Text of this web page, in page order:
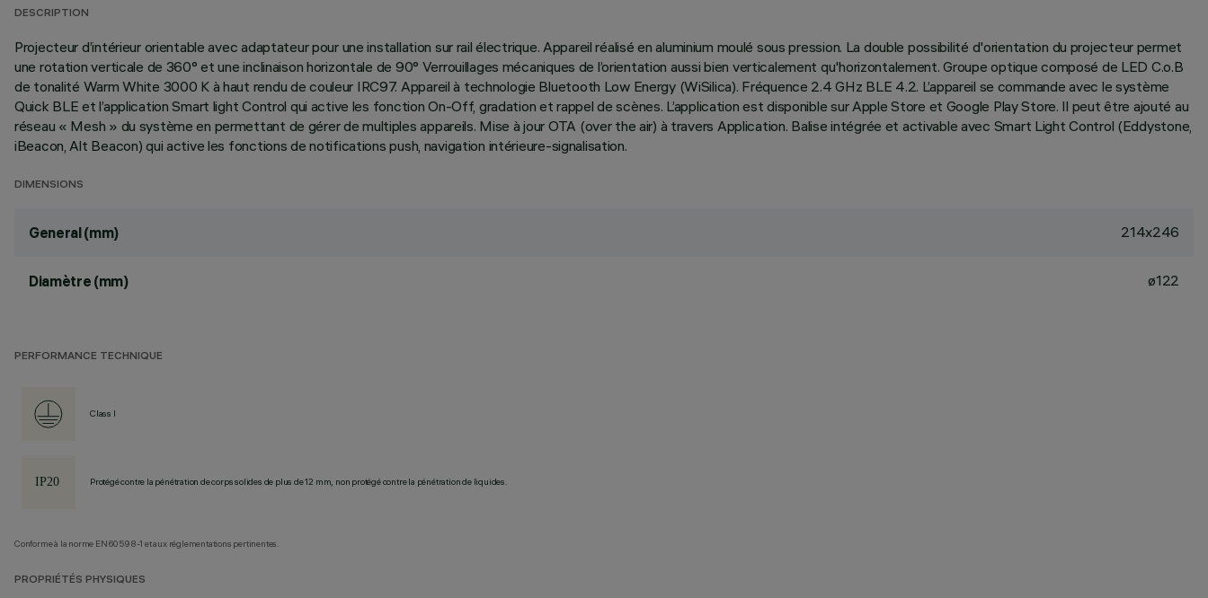
DESCRIPTION
Projecteur d’intérieur orientable avec adaptateur pour une installation sur rail électrique. Appareil réalisé en aluminium moulé sous pression. La double possibilité d'orientation du projecteur permet
une rotation verticale de 360° et une inclinaison horizontale de 90° Verrouillages mécaniques de l’orientation aussi bien verticalement qu'horizontalement. Groupe optique composé de LED C.o.B
de tonalité Warm White 3000 K à haut rendu de couleur IRC97. Appareil à technologie Bluetooth Low Energy (WiSilica). Fréquence 2.4 GHz BLE 4.2. L’appareil se commande avec le système
Quick BLE et l’application Smart light Control qui active les fonction On-Off, gradation et rappel de scènes. L’application est disponible sur Apple Store et Google Play Store. Il peut être ajouté au
réseau « Mesh » du système en permettant de gérer de multiples appareils. Mise à jour OTA (over the air) à travers Application. Balise intégrée et activable avec Smart Light Control (Eddystone,
iBeacon, Alt Beacon) qui active les fonctions de notifications push, navigation intérieure-signalisation.
DIMENSIONS
General (mm) 214x246
Diamètre (mm) ø122
PERFORMANCE TECHNIQUE
Class I
Protégé contre la pénétration de corps solides de plus de 12 mm, non protégé contre la pénétration de liquides.
Conforme à la norme EN60598-1 et aux réglementations pertinentes.
PROPRIÉTÉS PHYSIQUES